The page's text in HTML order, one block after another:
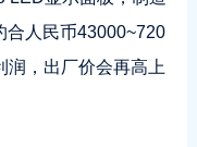
合人民币43000~720
润，出厂价会再高上